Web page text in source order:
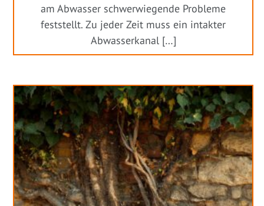
am Abwasser schwerwiegende Probleme
feststellt. Zu jeder Zeit muss ein intakter
Abwasserkanal […]